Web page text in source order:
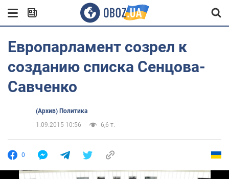
Европарламент созрел к
созданию списка Сенцова-
Савченко
(Архив) Политика
1.09.2015 10:56
6,6 т.
0